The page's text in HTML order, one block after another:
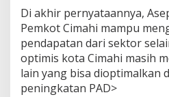
Di akhir pernyataannya,
Pemkot Cimahi mampu
pendapatan dari sektor
optimis kota Cimahi masih
lain yang bisa dioptimalkan
peningkatan PAD>